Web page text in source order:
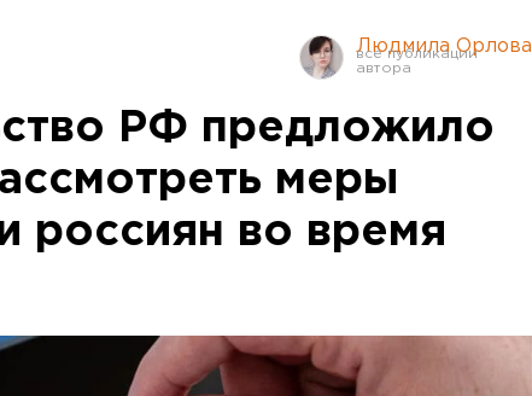
Людмила Орлова
РФ предложило
меры
россиян во время